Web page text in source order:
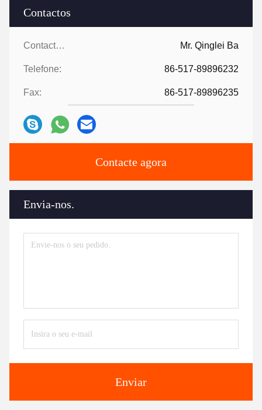
Contactos
Contactos: Mr. Qinglei Ba
Telefone: 86-517-89896232
Fax: 86-517-89896235
Contacte agora
Envia-nos.
Enviar